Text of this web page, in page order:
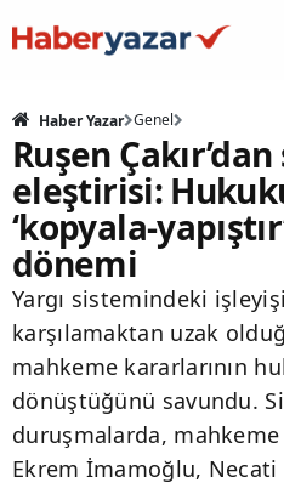
Haber Yazar Genel
Ruşen
eleştirisi:
‘kopyala-
dönemi
Yargı sistemindeki
karşılamaktan uzak
mahkeme kararlarının
dönüştüğünü savundu.
duruşmalarda,
Ekrem İmamoğlu, Necati